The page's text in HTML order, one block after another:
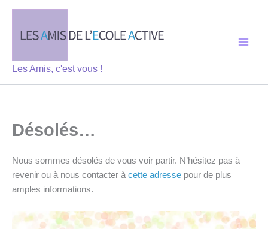
contenu
Les Amis, c'est vous !
Désolés…
Nous sommes désolés de vous voir partir. N’hésitez pas à
revenir ou à nous contacter àcette adresse pour de plus
amples informations.